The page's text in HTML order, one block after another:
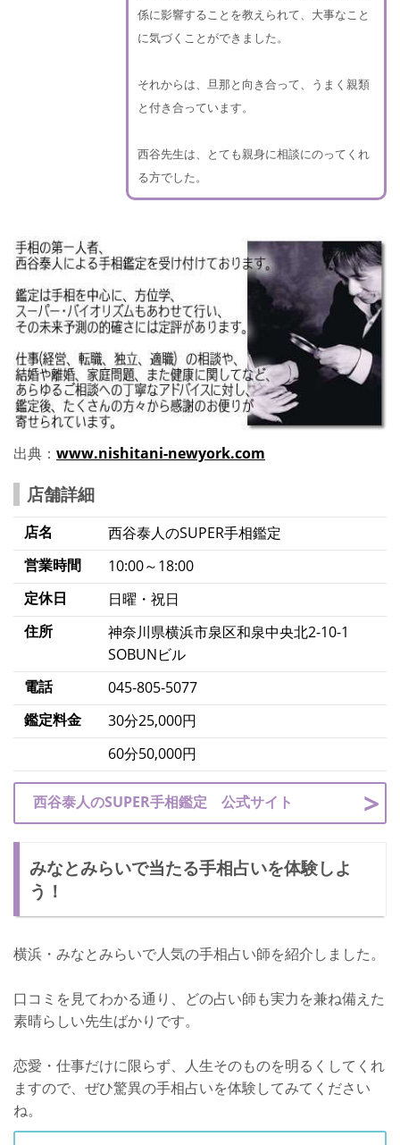
係に影響することを教えられて、大事なこと
に気づくことができました。
それからは、旦那と向き合って、うまく親類
と付き合っています。
西谷先生は、とても親身に相談にのってくれ
る方でした。
出典： www.nishitani-newyork.com
店舗詳細
店名
西谷泰人のSUPER手相鑑定
営業時間
10:00～18:00
定休日
日曜・祝日
住所
神奈川県横浜市泉区和泉中央北2-10-1
SOBUNビル
電話
045-805-5077
鑑定料金
30分25,000円
60分50,000円
西谷泰人のSUPER手相鑑定 公式サイト
みなとみらいで当たる手相占いを体験しよ
う！
横浜・みなとみらいで人気の手相占い師を紹介しました。
口コミを見てわかる通り、どの占い師も実力を兼ね備えた
素晴らしい先生ばかりです。
恋愛・仕事だけに限らず、人生そのものを明るくしてくれ
ますので、ぜひ驚異の手相占いを体験してみてください
ね。